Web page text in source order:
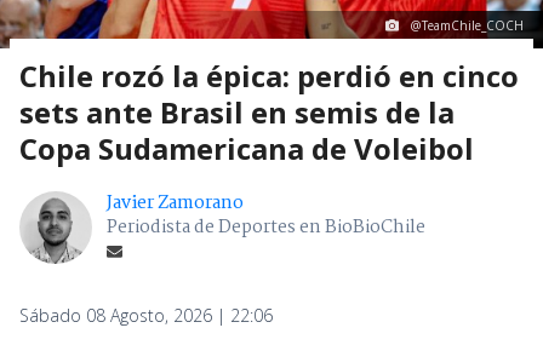
@TeamChile_COCH
Chile rozó la épica: perdió en cinco
sets ante Brasil en semis de la
Copa Sudamericana de Voleibol
Javier Zamorano
Periodista de Deportes en BioBioChile
Sábado 08 Agosto, 2026 | 22:06